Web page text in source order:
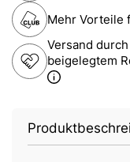
Mehr Vorteile
Versand
beigelegtem